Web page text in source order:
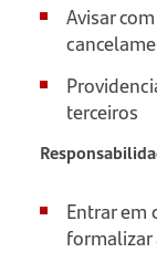
Avisar
terceiros
Entrar em
formalizar